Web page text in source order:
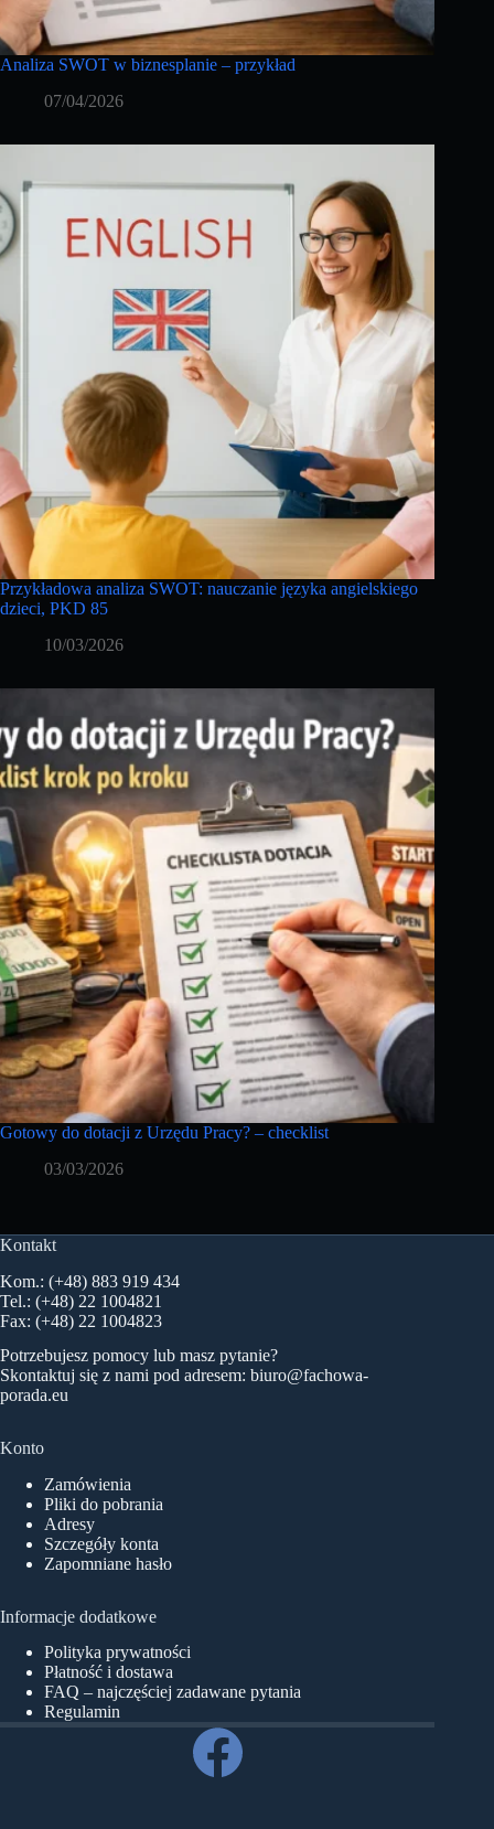
Analiza SWOT w biznesplanie – przykład
07/04/2026
Przykładowa analiza SWOT: nauczanie języka angielskiego
dzieci, PKD 85
10/03/2026
Gotowy do dotacji z Urzędu Pracy? – checklist
03/03/2026
Kontakt
Kom.: (+48) 883 919 434
Tel.: (+48) 22 1004821
Fax: (+48) 22 1004823
Potrzebujesz pomocy lub masz pytanie?
Skontaktuj się z nami pod adresem: biuro@fachowa-
porada.eu
Konto
Zamówienia
Pliki do pobrania
Adresy
Szczegóły konta
Zapomniane hasło
Informacje dodatkowe
Polityka prywatności
Płatność i dostawa
FAQ – najczęściej zadawane pytania
Regulamin